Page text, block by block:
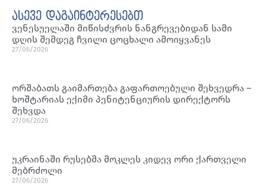
ასევე დაგაინტერესებთ
ვენესუელაში მიწისძვრის ნანგრევებიდან სამი
დღის შემდეგ ჩვილი ცოცხალი ამოიყვანეს
27/06/2026
ორშაბათს გაიმართება გაფართოებული შეხვედრა –
ხოშტარიას ექიმი პენიტენციურის დირექტორს
შეხვდა
27/06/2026
უკრაინაში რუსებმა მოკლეს კიდევ ორი ქართველი
მებრძოლი
27/06/2026